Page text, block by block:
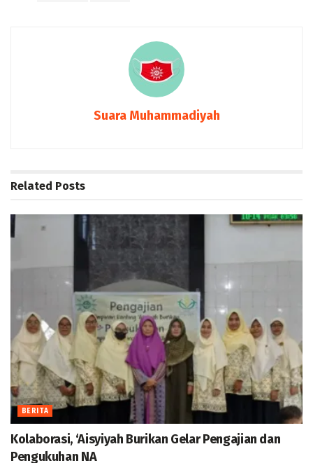
Suara Muhammadiyah
Related Posts
BERITA
Kolaborasi, ‘Aisyiyah Burikan Gelar Pengajian dan
Pengukuhan NA